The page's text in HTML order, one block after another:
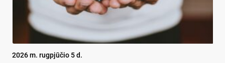
2026 m. rugpjūčio 5 d.